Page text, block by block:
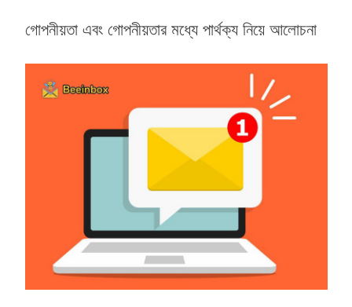
গোপনীয়তা এবং গোপনীয়তার মধ্যে পার্থক্য নিয়ে আলোচনা